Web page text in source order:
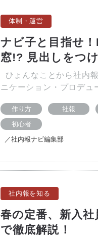
体制・運営
ナビ子と目指せ
窓!? 見出しをつ
ひょんなことから社内
ニケーション・プロデ
作り方 社報
初心者
／社内報ナビ編集部
社内報を知る
春の定番、新入
で徹底解説！